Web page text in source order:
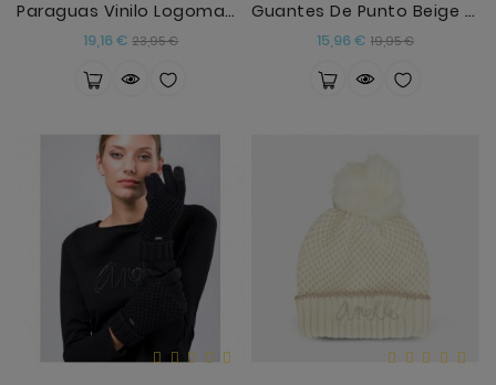
Paraguas Vinilo Logomanía Anekke
19,16 € Precio
23,95 €Precio
Guantes De Punto Beige Anekke
15,96 € Precio
19,95 €Precio